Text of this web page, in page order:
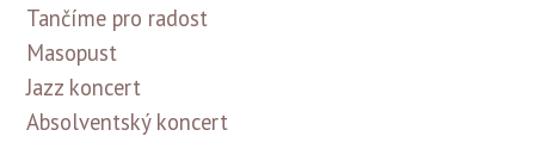
Tančíme pro radost
Masopust
Jazz koncert
Absolventský koncert